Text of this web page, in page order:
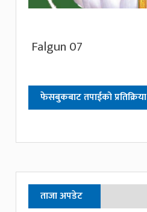
Falgun 07
फेसबुकबाट तपाईको प्रतिक्रिया
ताजा अपडेट